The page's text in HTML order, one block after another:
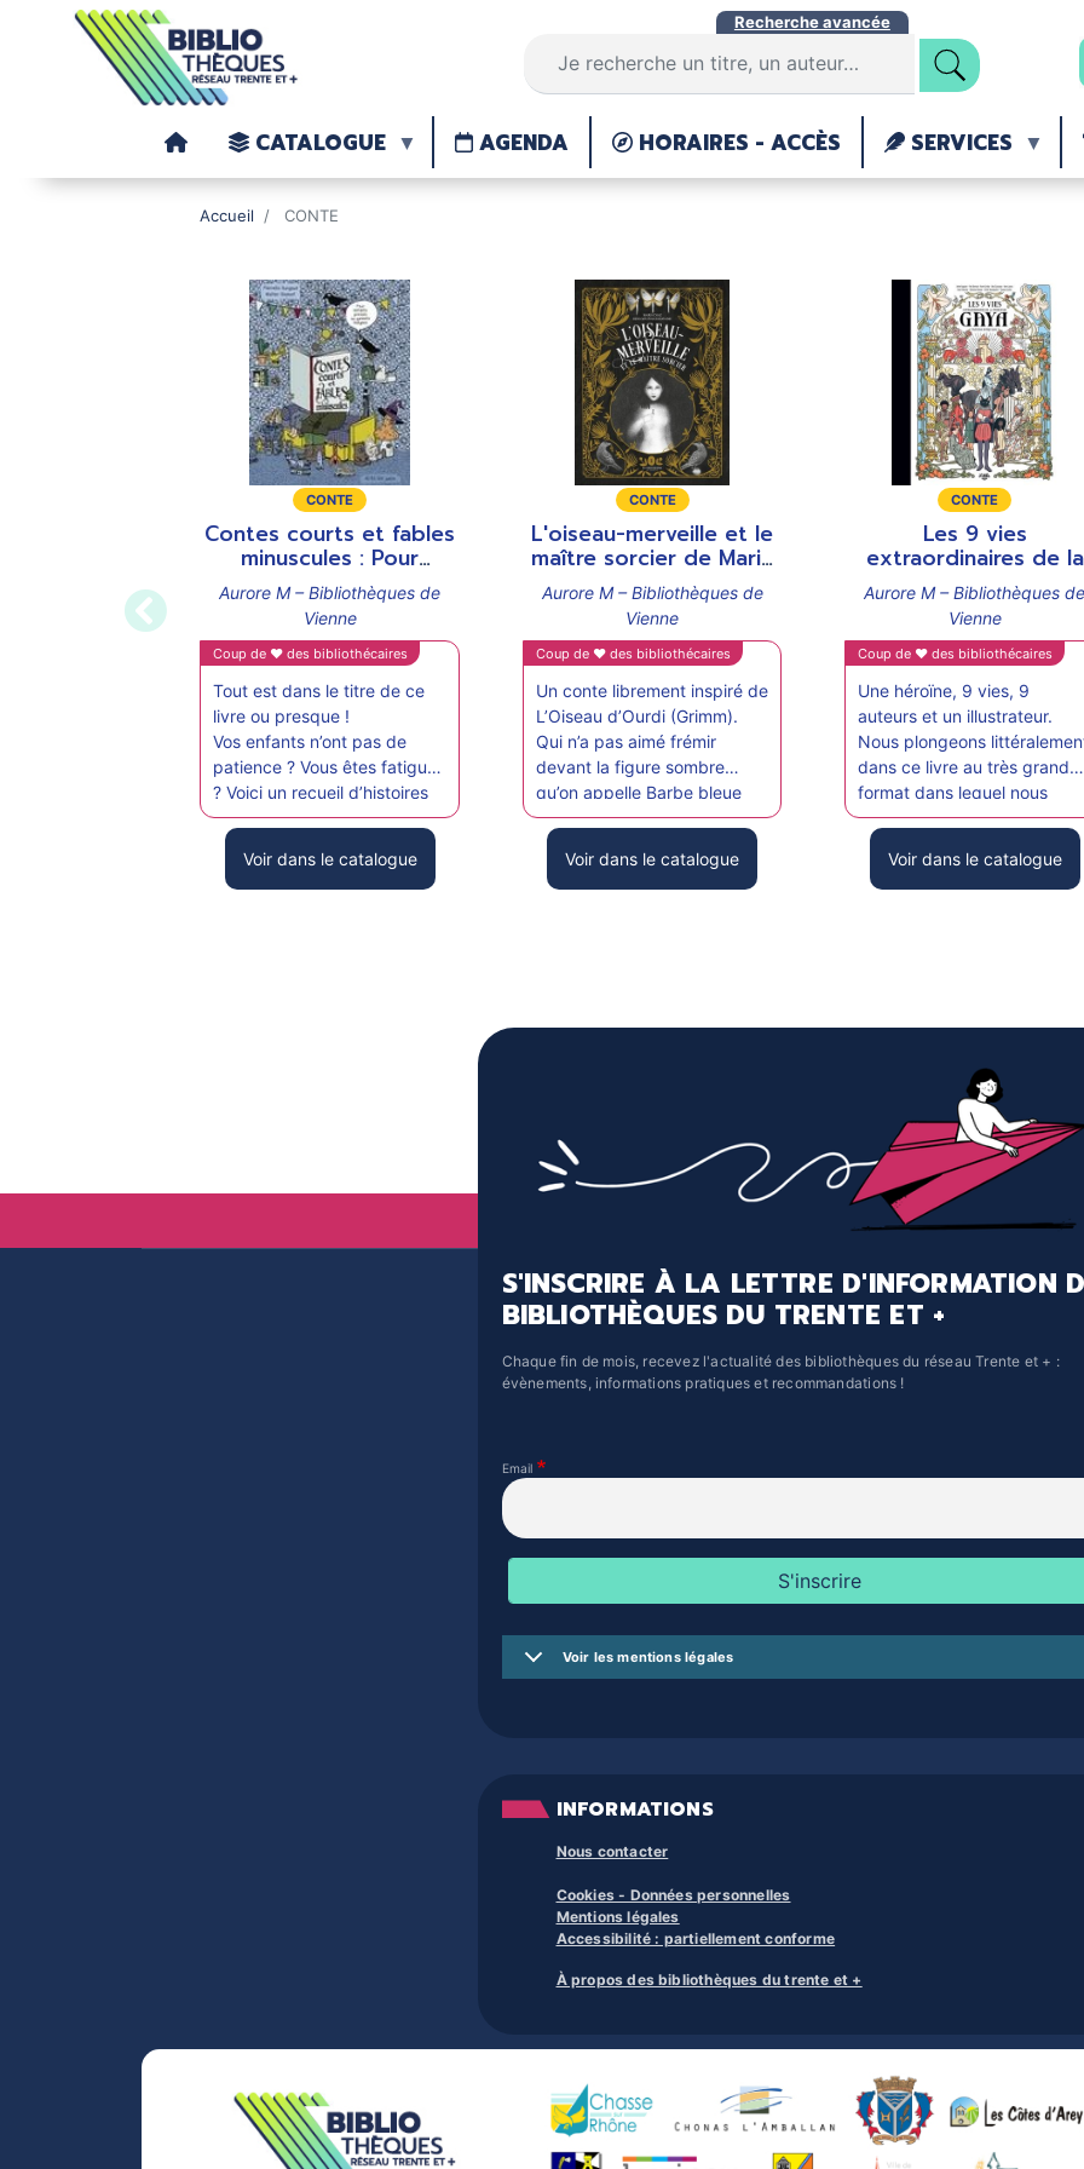
Aller
contenu
principal
Recherche avancée
CATALOGUE AGENDA HORAIRES - ACCÈS SERVICES
Accueil CONTE
de
support
CONTE
Contes courts et fables
minuscules : Pour
enfants pressés ou
parents indignes de
Walter Glassof
Aurore M – Bibliothèques de
Vienne
Coup de ♥ des bibliothécaires
Tout est dans le titre de ce
livre ou presque !
Vos enfants n’ont pas de
patience ? Vous êtes fatigués
? Voici un recueil d’histoires
TRES TRES courtes
et pleines d’humour pour
enchanter petits et grands !
Voir dans le catalogue
de
support
CONTE
L'oiseau-merveille et le
maître sorcier de Maria
Diaz
Aurore M – Bibliothèques de
Vienne
Coup de ♥ des bibliothécaires
Un conte librement inspiré de
L’Oiseau d’Ourdi (Grimm).
Qui n’a pas aimé frémir
devant la figure sombre
qu’on appelle Barbe bleue
(Perrault), ou Maître-sorcier
(Grimm)?
Elle se voit offrir un nouvel
écrin dans cette variation du
Une lecture captivante et
magnétique.
Voir dans le catalogue
support
CONTE
Les 9 vies
extraordinaires de la
princesse Gaya de
Lejonc
Aurore M – Bibliothèques
Vienne
Coup de ♥ des bibliothécaires
Une héroïne, 9 vies, 9
auteurs et un illustrateur.
Nous plongeons
dans ce livre au très grand
format dans lequel nous
allons traverser autant de
lieux et d’époques que Gaya
aura de vies. Chaque
princesse aura un parcours
magnificence à ce
Voir dans le catalogue
S'INSCRIRE À LA LETTRE D'INFORMATION
BIBLIOTHÈQUES DU TRENTE ET +
Chaque fin de mois, recevez l'actualité des bibliothèques du réseau Trente et + :
évènements, informations pratiques et recommandations !
Email
Voir les mentions légales
INFORMATIONS
Nous contacter
Cookies - Données personnelles
Mentions légales
Accessibilité : partiellement conforme
À propos des bibliothèques du trente et +